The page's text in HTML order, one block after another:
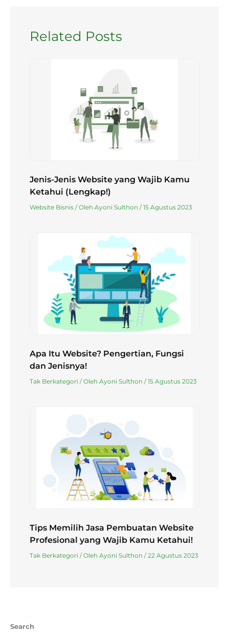
Related Posts
Jenis-Jenis Website yang Wajib Kamu
Ketahui (Lengkap!)
Website Bisnis/ Oleh Ayoni Sulthon /15 Agustus 2023
Apa Itu Website? Pengertian, Fungsi
dan Jenisnya!
Tak Berkategori / Oleh Ayoni Sulthon /15 Agustus 2023
Tips Memilih Jasa Pembuatan Website
Profesional yang Wajib Kamu Ketahui!
Tak Berkategori / Oleh Ayoni Sulthon /22 Agustus 2023
Search